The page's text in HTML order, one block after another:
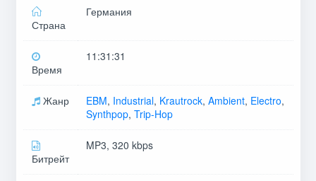
Страна
Германия
Время
11:31:31
Жанр EBM, Industrial, Krautrock, Ambient, Electro,
Synthpop, Trip-Hop
Битрейт
MP3, 320 kbps